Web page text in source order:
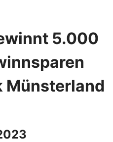
5.000
Münsterland